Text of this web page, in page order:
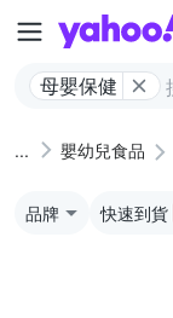
母嬰保健
嬰幼兒食品
品牌 快速到貨